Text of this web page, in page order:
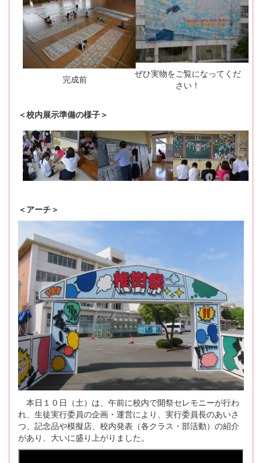
完成前
ぜひ実物をご覧になってくだ
さい！
＜校内展示準備の様子＞
＜アーチ＞
本日１０日（土）は、午前に校内で開祭セレモニーが行わ
れ、生徒実行委員の企画・運営により、実行委員長のあいさ
つ、記念品や模擬店、校内発表（各クラス・部活動）の紹介
があり、大いに盛り上がりました。